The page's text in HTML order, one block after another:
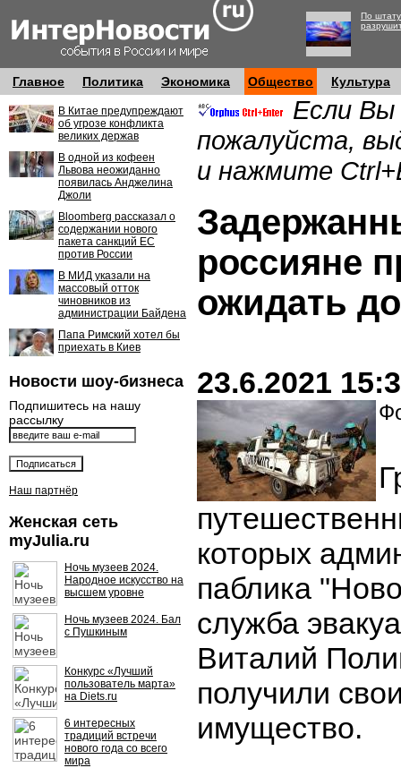
По
Главное Политика Экономика Общество Культура
В Китае предупреждают
об угрозе конфликта
великих держав
В одной из кофеен
Львова неожиданно
появилась Анджелина
Джоли
Bloomberg рассказал о
содержании нового
пакета санкций ЕС
против России
В МИД указали на
массовый отток
чиновников из
администрации Байдена
Папа Римский хотел бы
приехать в Киев
Новости шоу-бизнеса
Подпишитесь на нашу
рассылку
Наш партнёр
Женская сеть
myJulia.ru
Ночь музеев 2024.
Народное искусство на
высшем уровне
Ночь музеев 2024. Бал
с Пушкиным
Конкурс «Лучший
пользователь марта»
на Diets.ru
6 интересных
традиций встречи
нового года со всего
мира
Если Вы
пожалуйста,
и нажмите
россияне
ожидать
23.6.2021
которых
паблика
служба
Виталий
получили
имущество.